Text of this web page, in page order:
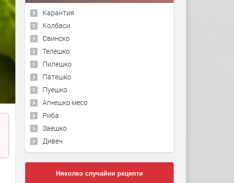
Карантия
Колбаси
Свинско
Телешко
Пилешко
Патешко
Пуешко
Агнешко месо
Риба
Заешко
Дивеч
Няколко случайни рецепти